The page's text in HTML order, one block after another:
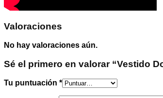
Valoraciones
No hay valoraciones aún.
Sé el primero en valorar “Vestido
Tu puntuación *